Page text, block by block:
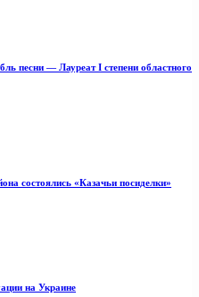
песни — Лауреат I степени областного
состоялись «Казачьи посиделки»
на Украине